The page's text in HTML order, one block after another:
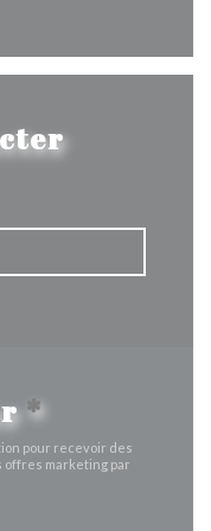
*
pour recevoir des
offres marketing par